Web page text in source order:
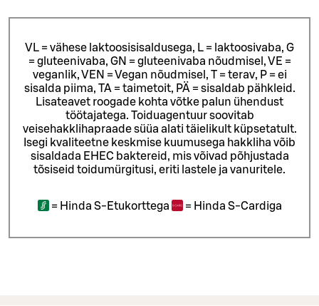
VL = vähese laktoosisisaldusega, L = laktoosivaba, G
= gluteenivaba, GN = gluteenivaba nõudmisel, VE =
veganlik, VEN = Vegan nõudmisel, T = terav, P = ei
sisalda piima, TA = taimetoit, PÄ = sisaldab pähkleid.
Lisateavet roogade kohta võtke palun ühendust
töötajatega. Toiduagentuur soovitab
veisehakklihapraade süüa alati täielikult küpsetatult.
Isegi kvaliteetne keskmise kuumusega hakkliha võib
sisaldada EHEC baktereid, mis võivad põhjustada
tõsiseid toidumürgitusi, eriti lastele ja vanuritele.
= Hinda S-Etukorttega = Hinda S-Cardiga